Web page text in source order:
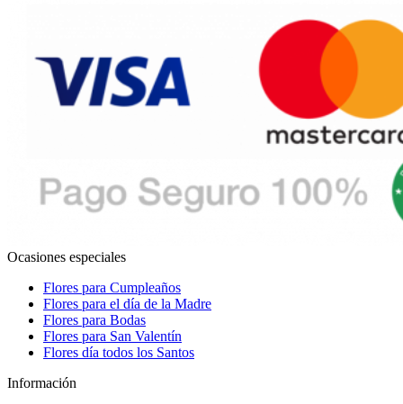
Ocasiones especiales
Flores para Cumpleaños
Flores para el día de la Madre
Flores para Bodas
Flores para San Valentín
Flores día todos los Santos
Información